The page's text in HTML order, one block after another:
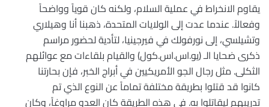
يقاوم الانخراط في عملية السلام، ولكنه كان قوياً وواضحاً
وفعالاً. عندما عدت إلى الولايات المتحدة، ذهبنا أنا وهيلاري
وتشيلسي، إلى نورفولك في فيرجينيا، لتأدية لحضور مراسم
ذكرى ضحايا الـ (يو.اس.اس.كول) والقيام بلقاءات مع عوائلهم
الثكلى. مثل رجال الجو الأمريكيين في أبراج الخبر، فإن بحارتنا
كانوا قد قتلوا بطريقة مختلفة تماماً عن النوع الذي تم
تدريبهم ليقاتلوا به. في هذه الطريقة كان العدو مراوغاً، وكان